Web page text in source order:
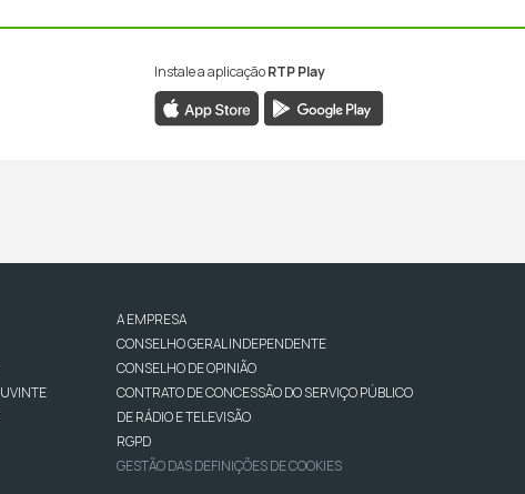
Instale a aplicaçãoRTP Play
A EMPRESA
CONSELHO GERAL INDEPENDENTE
CONSELHO DE OPINIÃO
CONTRATO DE CONCESSÃO DO SERVIÇO PÚBLICO
DE RÁDIO E TELEVISÃO
RGPD
GESTÃO DAS DEFINIÇÕES DE COOKIES